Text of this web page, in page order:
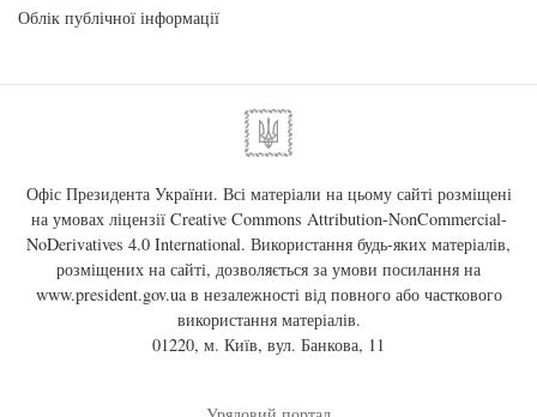
Облік публічної інформації
Офіс Президента України. Всі матеріали на цьому сайті розміщені
на умовах ліцензії Creative Commons Attribution-NonCommercial-
NoDerivatives 4.0 International. Використання будь-яких матеріалів,
розміщених на сайті, дозволяється за умови посилання на
www.president.gov.uaв незалежності від повного або часткового
використання матеріалів.
01220, м. Київ, вул. Банкова, 11